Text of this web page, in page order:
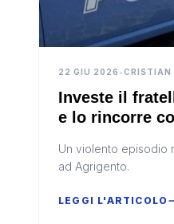
22 GIU 2026 •CRISTIAN
Investe il
e lo rincorre
Un violento episodio
ad Agrigento.
LEGGI L'ARTICOLO